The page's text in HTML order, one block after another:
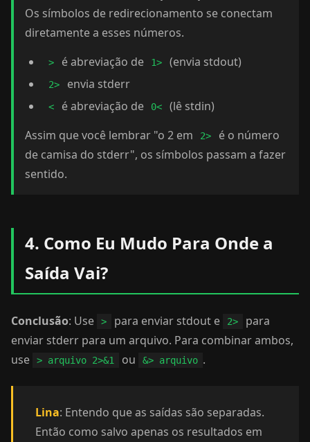
Os símbolos de redirecionamento se conectam
diretamente a esses números.
> é abreviação de 1> (envia stdout)
2> envia stderr
< é abreviação de 0<
(lê stdin)
Assim que você lembrar "o 2 em
2>
é o número
de camisa do stderr", os símbolos passam a fazer
sentido.
4. Como Eu Mudo Para Onde a
Saída Vai?
Conclusão: Use > para enviar stdout e 2>
para
enviar stderr para um arquivo. Para combinar ambos,
use
> arquivo 2>&1 ou &> arquivo .
Lina: Entendo que as saídas são separadas.
Então como salvo apenas os resultados em